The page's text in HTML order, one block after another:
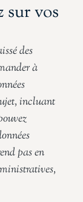
sur vos
des
à
incluant
pas en